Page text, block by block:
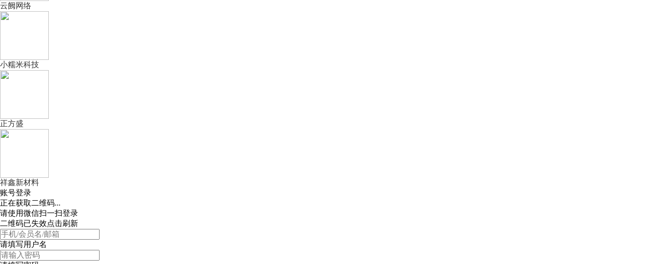
云阙网络
小糯米科技
正方盛
祥鑫新材料
账号登录
正在获取二维码...
请使用微信扫一扫登录
二维码已失效点击刷新
请填写用户名